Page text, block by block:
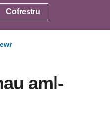
Cofrestru
aml-